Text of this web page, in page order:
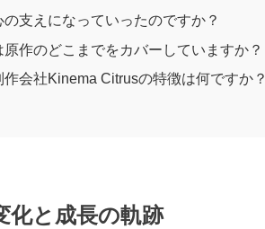
支えになっていったのですか？
作のどこまでをカバーしていますか？
会社Kinema Citrusの特徴は何ですか？
化と成長の軌跡